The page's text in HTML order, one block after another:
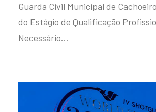
Guarda Civil Municipal de
do Estágio de Qualificação
Necessário…